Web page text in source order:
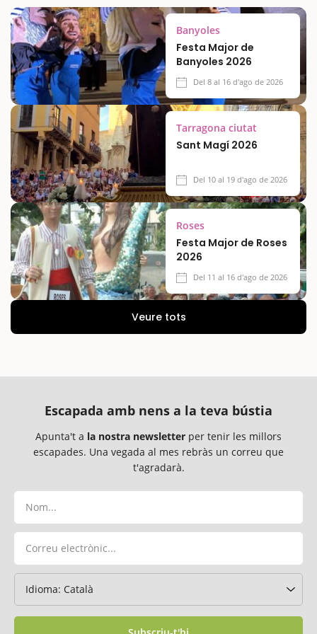
Banyoles
Festa Major de
Banyoles 2026
Del 8 al 16 d'ago de 2026
Tarragona ciutat
Sant Magí 2026
Del 10 al 19 d'ago de 2026
Roses
Festa Major de Roses
2026
Del 11 al 16 d'ago de 2026
Veure tots
Escapada amb nens a la teva bústia
Apunta't a la nostra newsletter per tenir les millors
escapades. Una vegada al mes rebràs un correu que
t'agradarà.